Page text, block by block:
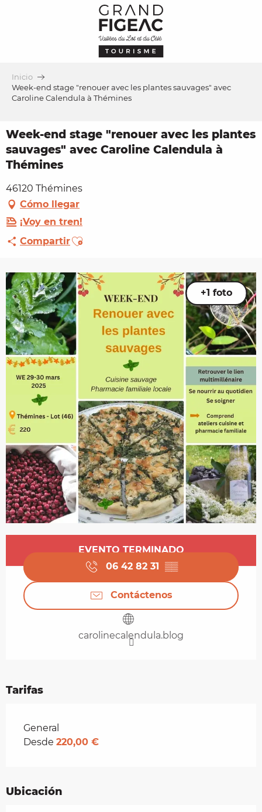
Inicio
Week-end stage "renouer avec les plantes sauvages" avec
Caroline Calendula à Thémines
Week-end stage "renouer avec les plantes
sauvages" avec Caroline Calendula à
Thémines
46120 Thémines
Cómo llegar
¡Voy en tren!
CompartirAjouter aux favoris
+1 foto
Horarios y datos de contacto
EVENTO TERMINADO
06 42 82 31 ▒▒
Contáctenos
carolinecalendula.blog
Tarifas
Tarifas 2026
General
Desde 220,00 €
Ubicación